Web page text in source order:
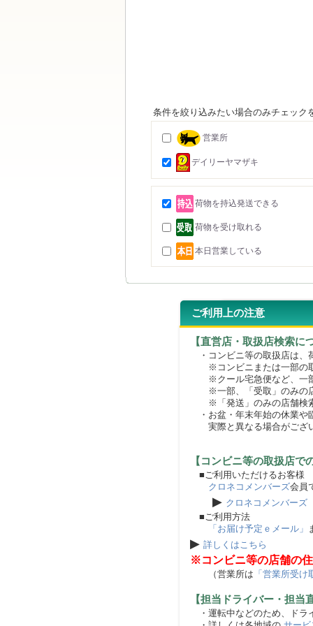
条件を絞り込みたい場合のみチェック
営業所
デイリーヤマザキ
荷物を持込発送できる
荷物を受け取れる
本日営業している
ご利用上の注意
【直営店・取扱店検索に
・コンビニ等の取扱店は、
※コンビニまたは一部の取
※クール宅急便など、一部
※一部、「受取」のみの
※「発送」のみの店舗検
・お盆・年末年始の休業や
実際と異なる場合がござ
【コンビニ等の取扱店
■ご利用いただけるお客様
クロネコメンバーズ会員
▶ クロネコメンバーズ
■ご利用方法
「お届け予定ｅメール」
▶ 詳しくはこちら
※コンビニ等の店舗の
（営業所は 「営業所受
【担当ドライバー・担当
・運転中などのため、ドラ